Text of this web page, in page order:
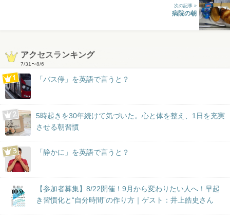
次の記事 »
病院の朝
アクセスランキング
7/31〜8/6
「バス停」を英語で言うと？
5時起きを30年続けて気づいた。心と体を整え、1日を充実
させる朝習慣
「静かに」を英語で言うと？
【参加者募集】8/22開催！9月から変わりたい人へ！早起
き習慣化と“自分時間”の作り方｜ゲスト：井上皓史さん